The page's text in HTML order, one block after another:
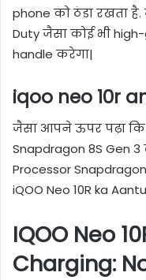
phone को ठंडा रखता
Duty जैसा कोई भी
handle करेगा|
iqoo neo 10r
जैसा आपने ऊपर पढ़ा
Snapdragon 8S Gen
Processor
iQOO Neo 10R ka
IQOO Neo
Charging: